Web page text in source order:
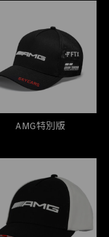
AMG特別版